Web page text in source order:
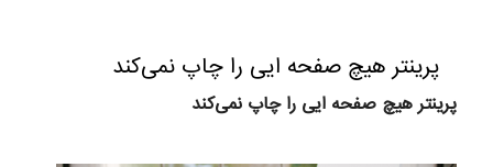
پرینتر هیچ صفحه ایی را چاپ نمی‌کند
پرینتر هیچ صفحه ایی را چاپ نمی‌کند